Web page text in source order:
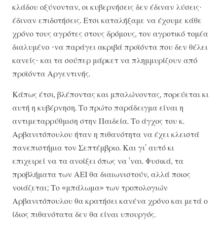
κλάδου οξύνονταν, οι κυβερνήσεις δεν έδιναν λύσεις·
έδιναν επιδοτήσεις. Ετσι καταλήξαμε να έχουμε κάθε
χρόνο τους αγρότες στους δρόμους, τον αγροτικό τομέα
διαλυμένο -να παράγει ακριβά προϊόντα που δεν θέλει
κανείς- και τα σούπερ μάρκετ να πλημμυρίζουν από
προϊόντα Αργεντινής.
Κάπως έτσι, βλέποντας και μπαλώνοντας, πορεύεται κι
αυτή η κυβέρνηση. Το πρώτο παράδειγμα είναι η
αντιμεταρρύθμιση στην Παιδεία. Το άγχος του κ.
Αρβανιτόπουλου ήταν η πιθανότητα να έχει κλειστά
πανεπιστήμια τον Σεπτέμβριο. Και γι’ αυτό κι
επιχειρεί να τα ανοίξει όπως να ’ναι. Φυσικά, τα
προβλήματα των ΑΕΙ θα διαιωνιστούν, αλλά ποιος
νοιάζεται; Το «μπάλωμα» των τροπολογιών
Αρβανιτόπουλου θα κρατήσει κανένα χρόνο και μετά ο
ίδιος πιθανότατα δεν θα είναι υπουργός.